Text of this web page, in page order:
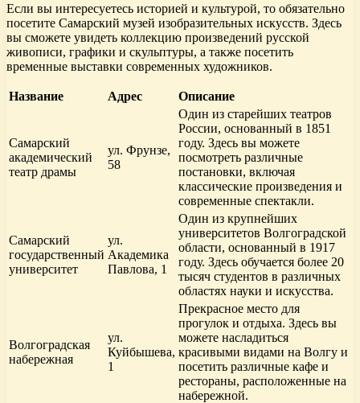
Если вы интересуетесь историей и культурой, то обязательно
посетите Самарский музей изобразительных искусств. Здесь
вы сможете увидеть коллекцию произведений русской
живописи, графики и скульптуры, а также посетить
временные выставки современных художников.
Название Адрес Описание
Самарский
академический
театр драмы
ул. Фрунзе,
58
Один из старейших театров
России, основанный в 1851
году. Здесь вы можете
посмотреть различные
постановки, включая
классические произведения и
современные спектакли.
Самарский
государственный
университет
ул.
Академика
Павлова, 1
Один из крупнейших
университетов Волгоградской
области, основанный в 1917
году. Здесь обучается более 20
тысяч студентов в различных
областях науки и искусства.
Волгоградская
набережная
ул.
Куйбышева,
1
Прекрасное место для
прогулок и отдыха. Здесь вы
можете насладиться
красивыми видами на Волгу и
посетить различные кафе и
рестораны, расположенные на
набережной.